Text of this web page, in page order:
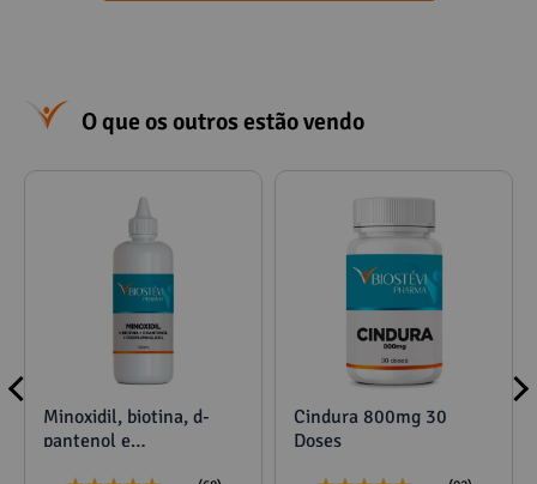
O que os outros estão vendo
Minoxidil, biotina, d-
pantenol e
Cindura 800mg 30
Doses